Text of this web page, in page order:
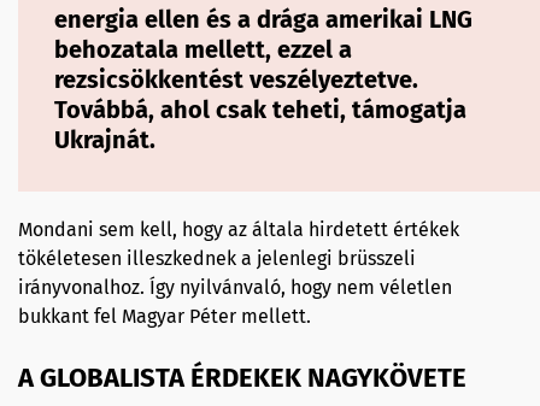
energia ellen és a drága amerikai LNG
behozatala mellett, ezzel a
rezsicsökkentést veszélyeztetve.
Továbbá, ahol csak teheti, támogatja
Ukrajnát.
Mondani sem kell, hogy az általa hirdetett értékek
tökéletesen illeszkednek a jelenlegi brüsszeli
irányvonalhoz. Így nyilvánvaló, hogy nem véletlen
bukkant fel Magyar Péter mellett.
A GLOBALISTA ÉRDEKEK NAGYKÖVETE